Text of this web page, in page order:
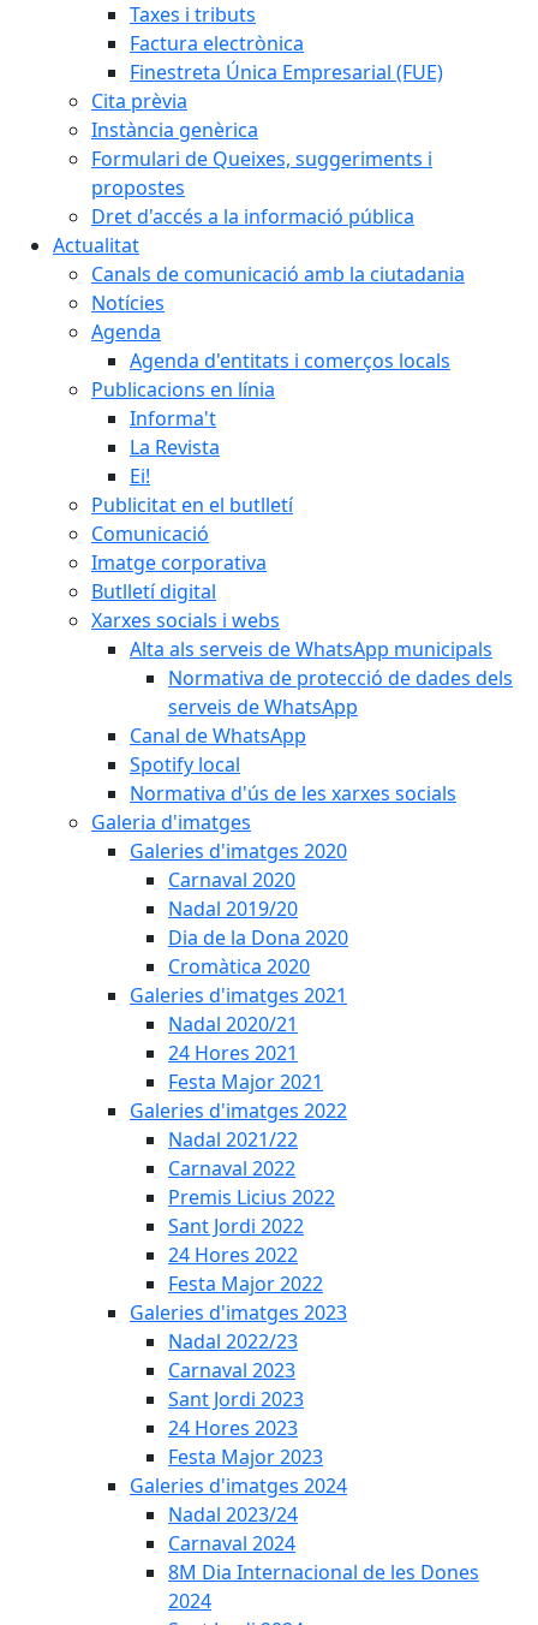
Taxes i tributs
Factura electrònica
Finestreta Única Empresarial (FUE)
Cita prèvia
Instància genèrica
Formulari de Queixes, suggeriments i
propostes
Dret d'accés a la informació pública
Actualitat
Canals de comunicació amb la ciutadania
Notícies
Agenda
Agenda d'entitats i comerços locals
Publicacions en línia
Informa't
La Revista
Ei!
Publicitat en el butlletí
Comunicació
Imatge corporativa
Butlletí digital
Xarxes socials i webs
Alta als serveis de WhatsApp municipals
Normativa de protecció de dades dels
serveis de WhatsApp
Canal de WhatsApp
Spotify local
Normativa d'ús de les xarxes socials
Galeria d'imatges
Galeries d'imatges 2020
Carnaval 2020
Nadal 2019/20
Dia de la Dona 2020
Cromàtica 2020
Galeries d'imatges 2021
Nadal 2020/21
24 Hores 2021
Festa Major 2021
Galeries d'imatges 2022
Nadal 2021/22
Carnaval 2022
Premis Licius 2022
Sant Jordi 2022
24 Hores 2022
Festa Major 2022
Galeries d'imatges 2023
Nadal 2022/23
Carnaval 2023
Sant Jordi 2023
24 Hores 2023
Festa Major 2023
Galeries d'imatges 2024
Nadal 2023/24
Carnaval 2024
8M Dia Internacional de les Dones
2024